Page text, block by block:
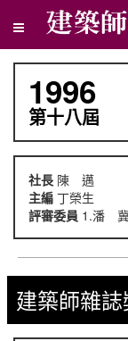
1996
第十八屆
社長 陳 邁
主編 丁榮生
評審委員 1.潘 冀
建築師雜誌